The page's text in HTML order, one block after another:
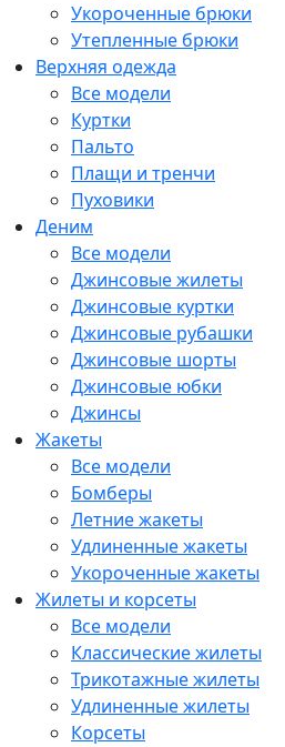
Укороченные брюки
Утепленные брюки
Верхняя одежда
Все модели
Куртки
Пальто
Плащи и тренчи
Пуховики
Деним
Все модели
Джинсовые жилеты
Джинсовые куртки
Джинсовые рубашки
Джинсовые шорты
Джинсовые юбки
Джинсы
Жакеты
Все модели
Бомберы
Летние жакеты
Удлиненные жакеты
Укороченные жакеты
Жилеты и корсеты
Все модели
Классические жилеты
Трикотажные жилеты
Удлиненные жилеты
Корсеты